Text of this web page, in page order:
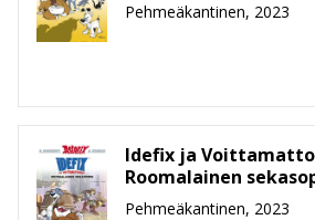
Pehmeäkantinen, 2023
Idefix ja
Roomalainen
Pehmeäkantinen, 2023